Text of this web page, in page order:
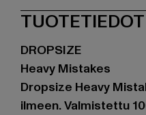
TUOTETIEDOT
DROPSIZE
Heavy Mistakes
Dropsize Heavy
ilmeen. Valmistettu